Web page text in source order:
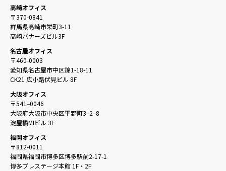
高崎オフィス
〒370-0841
群馬県高崎市栄町3-11
高崎バナーズビル3F
名古屋オフィス
〒460-0003
愛知県名古屋市中区錦1-18-11
CK21 広小路伏見ビル 8F
大阪オフィス
〒541‒0046
大阪府大阪市中央区平野町3‒2‒8
淀屋橋MIビル 3F
福岡オフィス
〒812-0011
福岡県福岡市博多区博多駅前2-17-1
博多プレステージ本館 1F・2F